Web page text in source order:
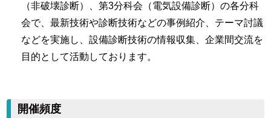
（非破壊診断）、第3分科会（電気設備診断）の各分科
会で、最新技術や診断技術などの事例紹介、テーマ討議
などを実施し、設備診断技術の情報収集、企業間交流を
目的として活動しております。
開催頻度